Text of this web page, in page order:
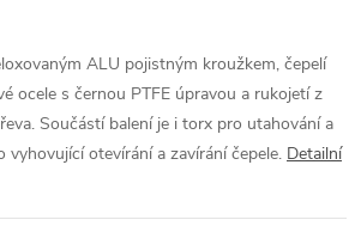
ALU pojistným kroužkem, čepelí
ocele s černou PTFE úpravou a rukojetí z
Součástí balení je i torx pro utahování a
vyhovující otevírání a zavírání čepele. Detailní